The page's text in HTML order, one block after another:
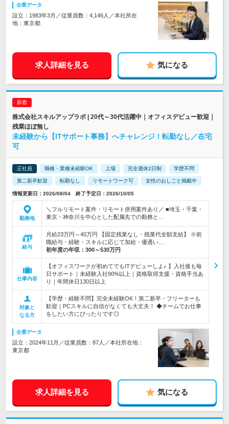
企業データ
設立：1983年3月／従業員数：4,146人／本社所在
地：東京都
求人詳細を見る 気になる
株式会社スキルアップラボ | 20代～30代活躍中｜オフィスデビュー歓迎｜
残業ほぼ無し
未経験から【ITサポート事務】へチャレンジ！転勤なし／在宅
可
正社員 職種・業種未経験OK 上場 完全週休2日制 学歴不問
第二新卒歓迎 転勤なし リモートワーク可 女性のおしごと掲載中
情報更新日：2026/08/04 終了予定日：2026/10/05
勤務地
＼フルリモート案件・リモート併用案件あり／ ■埼玉・千葉・
東京・神奈川を中心とした配属先での勤務と…
給与
月給23万円～40万円 【固定残業なし・残業代全額支給】 ※前
職給与・経験・スキルに応じて加給・優遇い…
初年度の年収： 300～530万円
仕事内容
【オフィスワークが初めてでもITデビューしよ♪ 】入社後も毎
日サポート｜未経験入社90%以上｜資格取得支援・資格手当あ
り｜年間休日130日以上
対象と
なる方
【学歴・経験不問】完全未経験OK！第二新卒・フリーターも
歓迎｜PCスキルに自信がなくても大丈夫！ ◆チームでお仕事
をしたい方にぴったりです◎
企業データ
設立：2024年11月／従業員数：87人／本社所在地：
東京都
求人詳細を見る 気になる